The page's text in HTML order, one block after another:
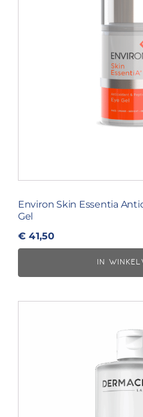
Environ Skin Essentia
Gel
€ 41,50
IN